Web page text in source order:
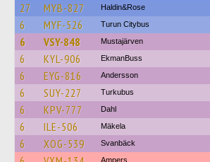
27 MYB-827 Haldin&Rose
6 MYF-526 Turun Citybus
6 VSY-848 Mustajärven
6 KYL-906 EkmanBuss
6 EYG-816 Andersson
6 SUY-227 Turkubus
6 KPV-777 Dahl
6 ILE-506 Mäkela
6 XOG-539 Svanbäck
Ampers